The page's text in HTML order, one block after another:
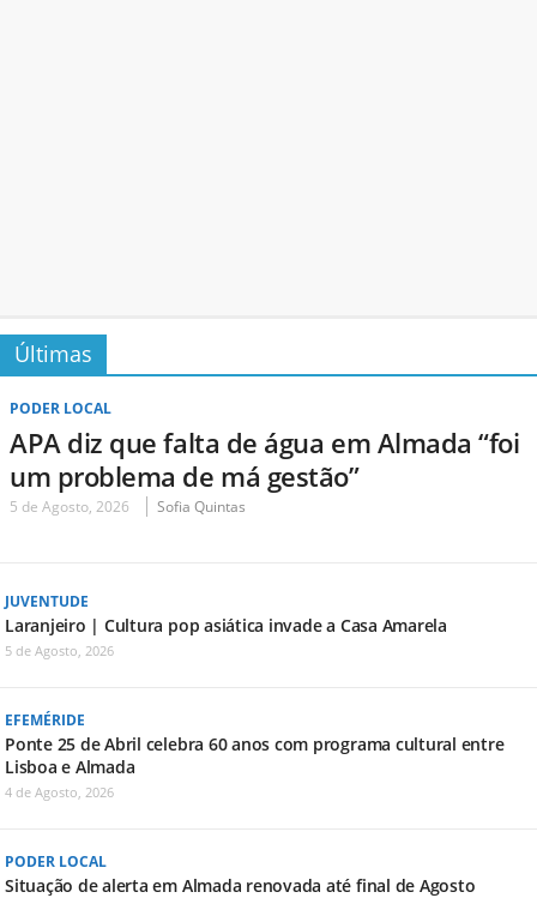
Últimas
PODER LOCAL
APA diz que falta de água em Almada “foi
um problema de má gestão”
5 de Agosto, 2026 Sofia Quintas
JUVENTUDE
Laranjeiro | Cultura pop asiática invade a Casa Amarela
5 de Agosto, 2026
EFEMÉRIDE
Ponte 25 de Abril celebra 60 anos com programa cultural entre
Lisboa e Almada
4 de Agosto, 2026
PODER LOCAL
Situação de alerta em Almada renovada até final de Agosto